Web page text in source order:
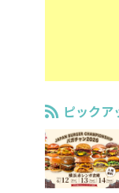
ピックア